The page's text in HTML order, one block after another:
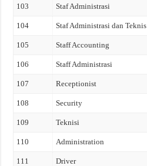
103 Staf Administrasi
104 Staf Administrasi dan Teknis
105 Staff Accounting
106 Staff Administrasi
107 Receptionist
108 Security
109 Teknisi
110 Administration
111 Driver